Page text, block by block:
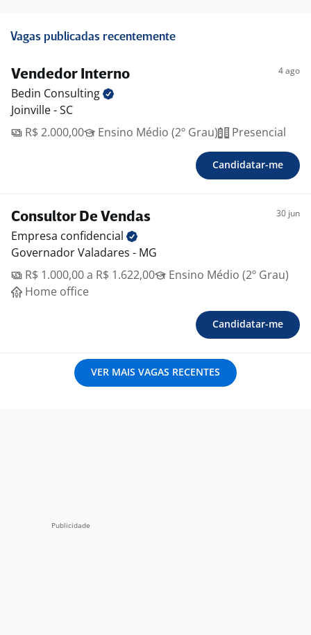
Vagas publicadas recentemente
Vendedor Interno 4 ago
Bedin Consulting
Joinville - SC
R$ 2.000,00
Ensino Médio (2º Grau) Presencial
Candidatar-me
Consultor De Vendas 30 jun
Empresa confidencial
Governador Valadares - MG
R$ 1.000,00 a R$ 1.622,00
Ensino Médio (2º Grau)
Home office
Candidatar-me
VER MAIS VAGAS RECENTES